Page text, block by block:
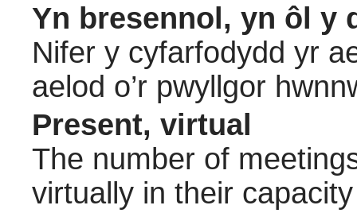
Yn bresennol, yn ôl y
Nifer y cyfarfodydd yr
aelod o’r pwyllgor
Present, virtual
The number of
virtually in their